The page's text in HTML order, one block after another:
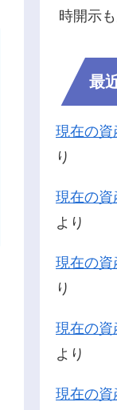
時開示
最
現在の資
り
現在の資
より
現在の資
り
現在の資
より
現在の資